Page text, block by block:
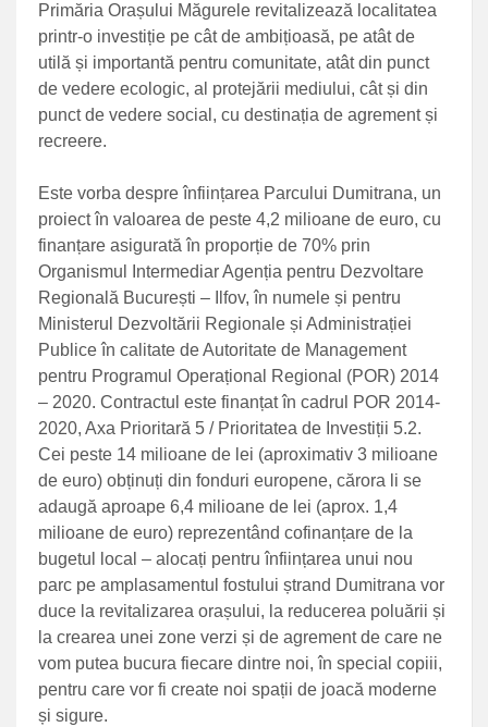
Primăria Orașului Măgurele revitalizează localitatea
printr-o investiție pe cât de ambițioasă, pe atât de
utilă și importantă pentru comunitate, atât din punct
de vedere ecologic, al protejării mediului, cât și din
punct de vedere social, cu destinația de agrement și
recreere.
Este vorba despre înființarea Parcului Dumitrana, un
proiect în valoarea de peste 4,2 milioane de euro, cu
finanțare asigurată în proporție de 70% prin
Organismul Intermediar Agenția pentru Dezvoltare
Regională București – Ilfov, în numele și pentru
Ministerul Dezvoltării Regionale și Administrației
Publice în calitate de Autoritate de Management
pentru Programul Operațional Regional (POR) 2014
– 2020. Contractul este finanțat în cadrul POR 2014-
2020, Axa Prioritară 5 / Prioritatea de Investiții 5.2.
Cei peste 14 milioane de lei (aproximativ 3 milioane
de euro) obținuți din fonduri europene, cărora li se
adaugă aproape 6,4 milioane de lei (aprox. 1,4
milioane de euro) reprezentând cofinanțare de la
bugetul local – alocați pentru înființarea unui nou
parc pe amplasamentul fostului ștrand Dumitrana vor
duce la revitalizarea orașului, la reducerea poluării și
la crearea unei zone verzi și de agrement de care ne
vom putea bucura fiecare dintre noi, în special copiii,
pentru care vor fi create noi spații de joacă moderne
și sigure.